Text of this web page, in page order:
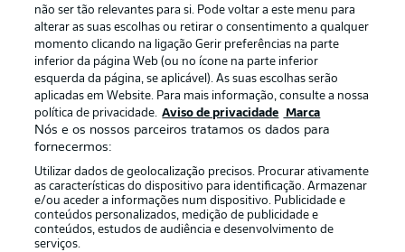
Emissoras
Trabalhe conosco Marca
Contato Jogadores
não ser tão relevantes para si. Pode voltar a este menu para
alterar as suas escolhas ou retirar o consentimento a qualquer
momento clicando na ligação Gerir preferências na parte
inferior da página Web (ou no ícone na parte inferior
esquerda da página, se aplicável). As suas escolhas serão
aplicadas em Website. Para mais informação, consulte a nossa
política de privacidade. Aviso de privacidade Marca
Nós e os nossos parceiros tratamos os dados para
fornecermos:
Utilizar dados de geolocalização precisos. Procurar ativamente
as características do dispositivo para identificação. Armazenar
e/ou aceder a informações num dispositivo. Publicidade e
conteúdos personalizados, medição de publicidade e
conteúdos, estudos de audiência e desenvolvimento de
serviços.